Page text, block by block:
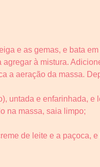
e as gemas, e bata
à mistura.
a aeração da massa.
untada e enfarinhada, e
na massa, saia limpo;
de leite e a paçoca,